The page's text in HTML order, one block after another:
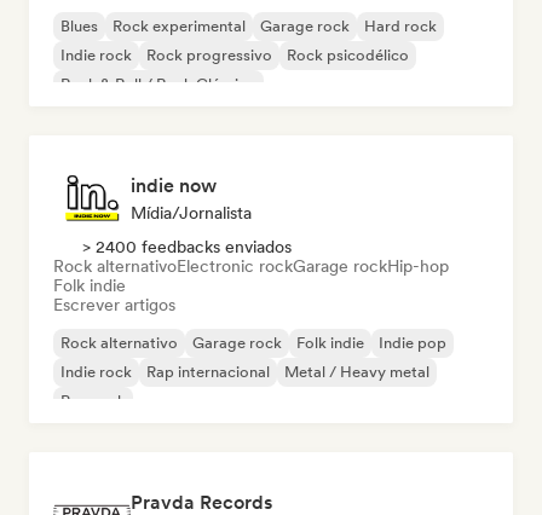
Blues Rock experimental Garage rock
Hard rock
Indie rock
Rock progressivo
Rock psicodélico
Rock & Roll / Rock Clássico
indie now
Mídia/Jornalista
> 2400 feedbacks enviados
Rock alternativoElectronic rockGarage rockHip-hop
Folk indie
Escrever artigos
Rock alternativo Garage rock Folk indie
Indie pop
Indie rock
Rap internacional
Metal / Heavy metal
Pop rock
Pravda Records